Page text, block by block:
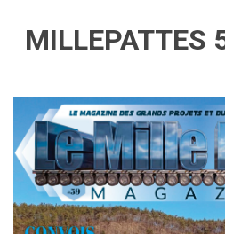
MILLEPATTES